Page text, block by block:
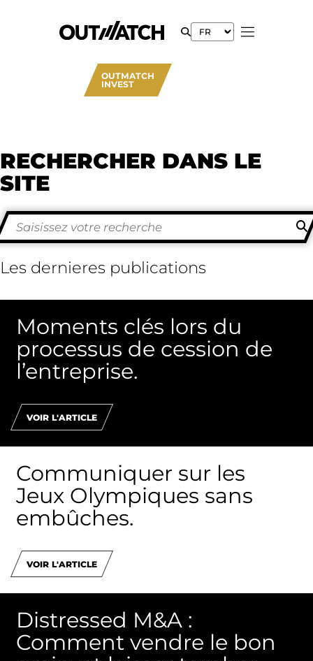
OUTMATCH
INVEST
RECHERCHER DANS LE
SITE
Les dernieres publications
Moments clés lors du
processus de cession de
l’entreprise.
VOIR L'ARTICLE
Communiquer sur les
Jeux Olympiques sans
embûches.
VOIR L'ARTICLE
Distressed M&A :
Comment vendre le bon